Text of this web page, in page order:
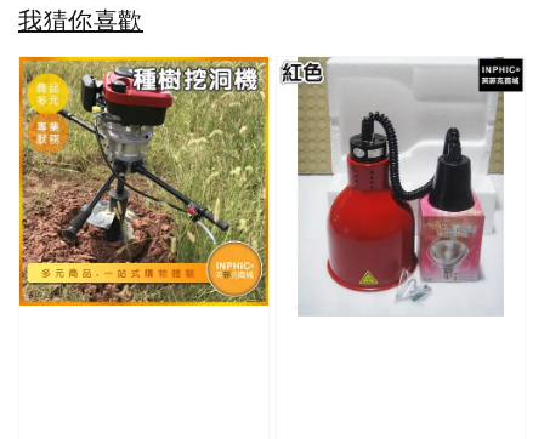
我猜你喜歡